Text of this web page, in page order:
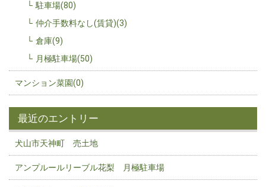
駐車場(80)
仲介手数料なし(賃貸)(3)
倉庫(9)
月極駐車場(50)
マンション菜園(0)
最近のエントリー
犬山市天神町 売土地
アンプルールリーブル花梨 月極駐車場